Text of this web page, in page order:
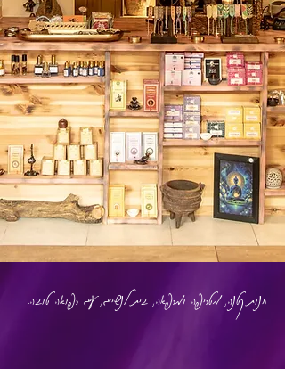
חנות קטנה, מטריפה ומרפאה, בית לנשים, עם רפואה טובה.